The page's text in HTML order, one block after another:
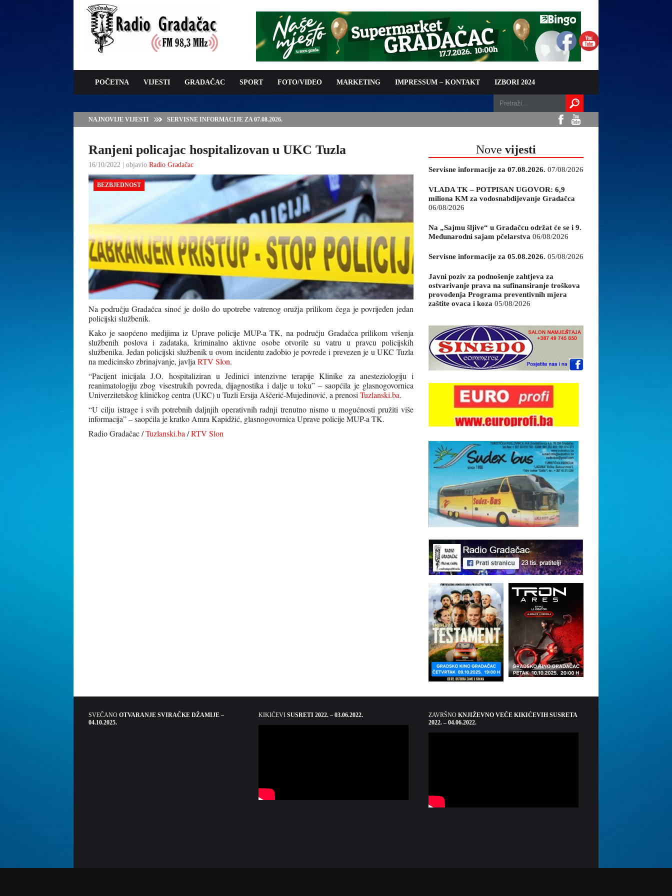
POČETNA VIJESTI GRADAČAC SPORT FOTO/VIDEO MARKETING IMPRESSUM – KONTAKT IZBORI 2024
NAJNOVIJE VIJESTI
VLADA TK – POTPISAN UGOVOR: 6,9 MILIONA KM ZA VODOSNABDIJEVANJE
GRADAČCA
Ranjeni policajac hospitalizovan u UKC Tuzla
16/10/2022 | objavio Radio Gradačac
BEZBJEDNOST
Na području Gradačca sinoć je došlo do upotrebe vatrenog oružja prilikom čega je povrijeđen jedan
policijski službenik.
Kako je saopćeno medijima iz Uprave policije MUP-a TK, na području Gradačca prilikom vršenja
službenih poslova i zadataka, kriminalno aktivne osobe otvorile su vatru u pravcu policijskih
službenika. Jedan policijski službenik u ovom incidentu zadobio je povrede i prevezen je u UKC Tuzla
na medicinsko zbrinajvanje, javlja RTV Slon.
“Pacijent inicijala J.O. hospitaliziran u Jedinici intenzivne terapije Klinike za anesteziologiju i
reanimatologiju zbog visestrukih povreda, dijagnostika i dalje u toku” – saopćila je glasnogovornica
Univerzitetskog kliničkog centra (UKC) u Tuzli Ersija Aščerić-Mujedinović, a prenosi Tuzlanski.ba.
“U cilju istrage i svih potrebnih daljnjih operativnih radnji trenutno nismo u mogućnosti pružiti više
informacija” – saopćila je kratko Amra Kapidžić, glasnogovornica Uprave policije MUP-a TK.
Radio Gradačac /Tuzlanski.ba /RTV Slon
Nove vijesti
Servisne informacije za 07.08.2026. 07/08/2026
VLADA TK – POTPISAN UGOVOR: 6,9
miliona KM za vodosnabdijevanje Gradačca
06/08/2026
Na „Sajmu šljive“ u Gradačcu održat će se i 9.
Međunarodni sajam pčelarstva 06/08/2026
Servisne informacije za 05.08.2026. 05/08/2026
Javni poziv za podnošenje zahtjeva za
ostvarivanje prava na sufinansiranje troškova
provođenja Programa preventivnih mjera
zaštite ovaca i koza 05/08/2026
SVEČANO OTVARANJE SVIRAČKE DŽAMIJE –
04.10.2025.
KIKIĆEVI SUSRETI 2022. – 03.06.2022. ZAVRŠNO KNJIŽEVNO VEČE KIKIĆEVIH SUSRETA
2022. – 04.06.2022.